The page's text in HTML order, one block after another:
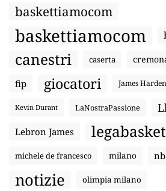
baskettiamocom
baskettiamocom
canestri caserta
fip giocatori James Harden
Kevin Durant LaNostraPassione
Lebron James legabasket
michele de francesco milano
notizie olimpia milano